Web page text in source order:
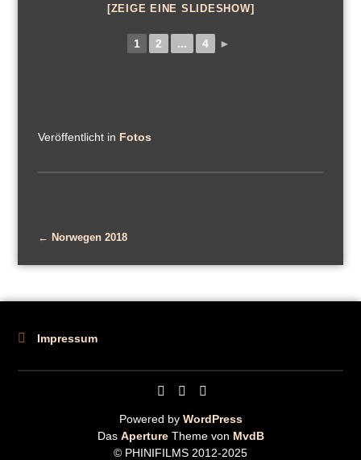
[ZEIGE EINE SLIDESHOW]
1 2 ... 4 ►
Veröffentlicht in Fotos
← Norwegen 2018
Impressum
Instagram
Youtube
Powered by WordPress
Das ApertureTheme von MvdB
© PHINIFILMS 2012-2025